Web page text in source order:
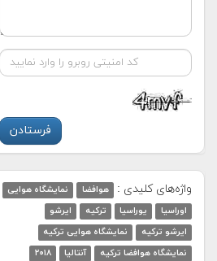
واژه‌های کلیدی : هوافضا
نمایشگاه هوایی
اوراسیا
یوراسیا ترکیه
ایرشو
ایرشو ترکیه
نمایشگاه هوایی ترکیه
نمایشگاه هوافضا ترکیه
آنتالیا
۲۰۱۸